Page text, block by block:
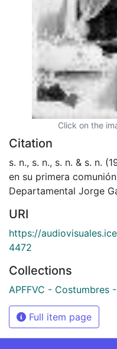
Click on the
Citation
s. n., s. n., s. n. & s. n.
en su primera
Departamental Jorge
URI
https://
4472
Collections
APFFVC - Costumbres
Full item page